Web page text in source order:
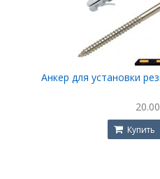
Анкер для установки
Купить